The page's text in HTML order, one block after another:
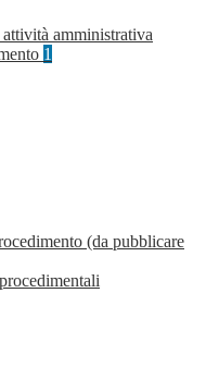
amministrativa
1
(da pubblicare